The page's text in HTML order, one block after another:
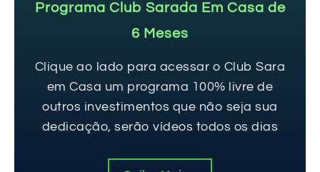
Programa Club Sarada Em Casa de
6 Meses
Clique ao lado para acessar o Club Sara
em Casa um programa 100% livre de
outros investimentos que não seja sua
dedicação, serão vídeos todos os dias